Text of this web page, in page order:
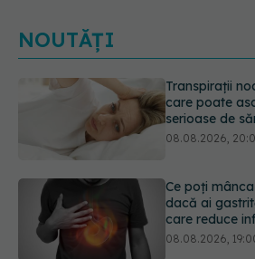
NOUTĂȚI
Ce poți mânca
dacă ai
care reduce
placentară și
08.08.2026,